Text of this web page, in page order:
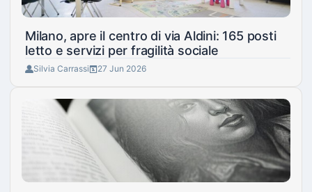
Milano, apre il centro di via Aldini: 165 posti
letto e servizi per fragilità sociale
Silvia Carrassi 27 Jun 2026